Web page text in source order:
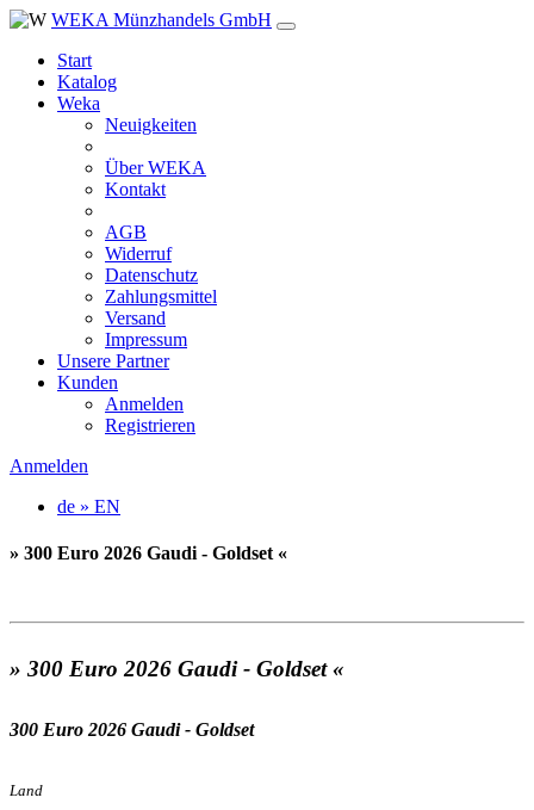
WEKA Münzhandels GmbH
Start
Katalog
Weka
Neuigkeiten
Über WEKA
Kontakt
AGB
Widerruf
Datenschutz
Zahlungsmittel
Versand
Impressum
Unsere Partner
Kunden
Anmelden
Registrieren
Anmelden
de » EN
» 300 Euro 2026 Gaudi - Goldset «
» 300 Euro 2026 Gaudi - Goldset «
300 Euro 2026 Gaudi - Goldset
Land